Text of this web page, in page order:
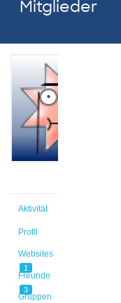
Mitglieder
Aktivität
Profil
Websites
1
Freunde
3
Gruppen